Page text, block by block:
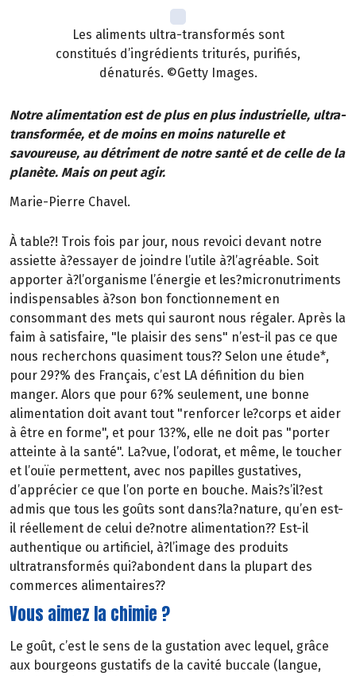
Les aliments ultra-transformés sont
constitués d’ingrédients triturés, purifiés,
dénaturés. ©Getty Images.
Notre alimentation est de plus en plus industrielle, ultra-
transformée, et de moins en moins naturelle et
savoureuse, au détriment de notre santé et de celle de la
planète. Mais on peut agir.
Marie-Pierre Chavel.
À table?! Trois fois par jour, nous revoici devant notre
assiette à?essayer de joindre l’utile à?l’agréable. Soit
apporter à?l’organisme l’énergie et les?micronutriments
indispensables à?son bon fonctionnement en
consommant des mets qui sauront nous régaler. Après la
faim à satisfaire, "le plaisir des sens" n’est-il pas ce que
nous recherchons quasiment tous?? Selon une étude*,
pour 29?% des Français, c’est LA définition du bien
manger. Alors que pour 6?% seulement, une bonne
alimentation doit avant tout "renforcer le?corps et aider
à être en forme", et pour 13?%, elle ne doit pas "porter
atteinte à la santé". La?vue, l’odorat, et même, le toucher
et l’ouïe permettent, avec nos papilles gustatives,
d’apprécier ce que l’on porte en bouche. Mais?s’il?est
admis que tous les goûts sont dans?la?nature, qu’en est-
il réellement de celui de?notre alimentation?? Est-il
authentique ou artificiel, à?l’image des produits
ultratransformés qui?abondent dans la plupart des
commerces alimentaires??
Vous aimez la chimie ?
Le goût, c’est le sens de la gustation avec lequel, grâce
aux bourgeons gustatifs de la cavité buccale (langue,